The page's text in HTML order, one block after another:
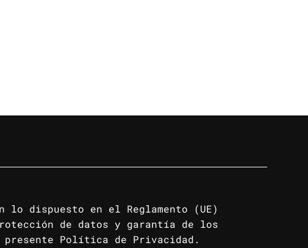
lo dispuesto en el Reglamento (UE)
de datos y garantía de los
presente Política de Privacidad.